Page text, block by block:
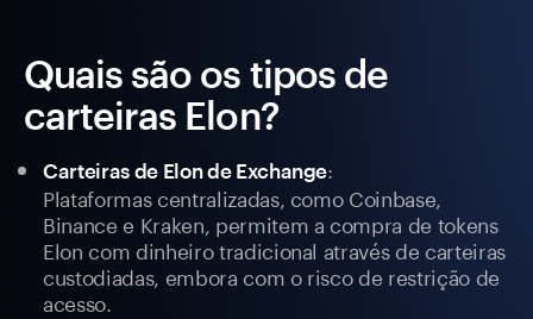
Quais são os tipos de
carteiras Elon?
Carteiras de Elon de Exchange:
Plataformas centralizadas, como Coinbase,
Binance e Kraken, permitem a compra de tokens
Elon com dinheiro tradicional através de carteiras
custodiadas, embora com o risco de restrição de
acesso.